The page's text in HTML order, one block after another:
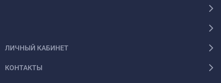
ЛИЧНЫЙ КАБИНЕТ
КОНТАКТЫ